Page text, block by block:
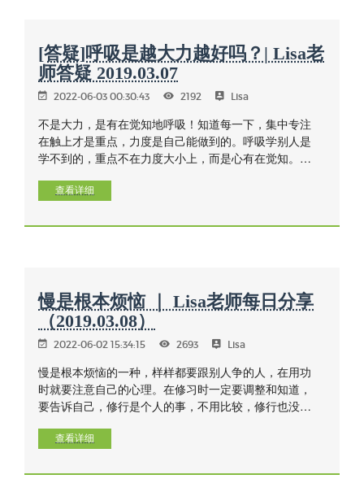
[答疑]呼吸是越大力越好吗？| Lisa老
师答疑 2019.03.07
2022-06-03 00:30:43 2192 Lisa
不是大力，是有在觉知地呼吸！知道每一下，集中专注
在触上才是重点，力度是自己能做到的。呼吸学别人是
学不到的，重点不在力度大小上，而是心有在觉知。每
精进力相匹配，过了头大力或没力都不是中道，中道才
查看详细
慢是根本烦恼 ｜ Lisa老师每日分享
（2019.03.08）
2022-06-02 15:34:15 2693 Lisa
慢是根本烦恼的一种，样样都要跟别人争的人，在用功
时就要注意自己的心理。在修习时一定要调整和知道，
要告诉自己，修行是个人的事，不用比较，修行也没有
合理的方法得到，但修行绝对不能，修行是要将自己的
到方法，把功夫用好
查看详细